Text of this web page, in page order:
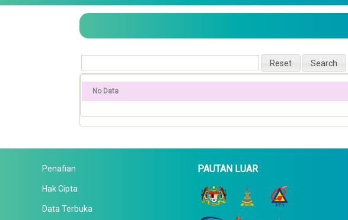
No Data
Penafian
Hak Cipta
Data Terbuka
PAUTAN LUAR